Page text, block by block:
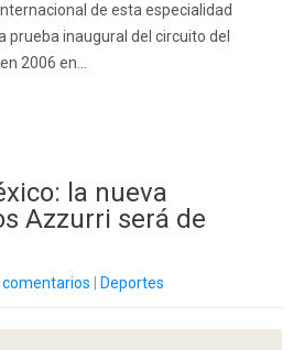
de esta especialidad
prueba inaugural del circuito del
2006 en...
la nueva
Azzurri será de
comentarios Deportes